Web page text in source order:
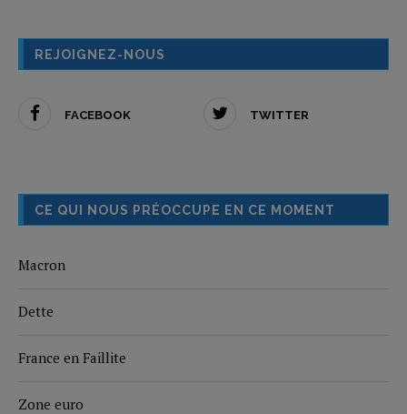
REJOIGNEZ-NOUS
FACEBOOK TWITTER
CE QUI NOUS PRÉOCCUPE EN CE MOMENT
Macron
Dette
France en Faillite
Zone euro